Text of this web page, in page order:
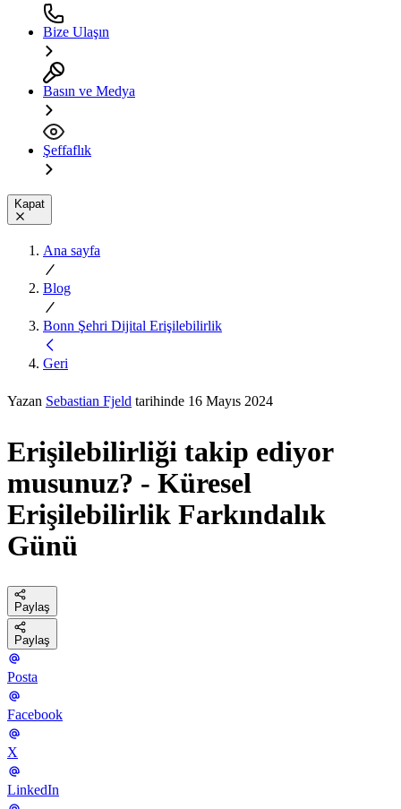
Bize Ulaşın
Basın ve Medya
Şeffaflık
Kapat
Ana sayfa
Blog
Bonn Şehri Dijital Erişilebilirlik
Geri
Yazan Sebastian Fjeld tarihinde 16 Mayıs 2024
Erişilebilirliği takip ediyor
musunuz? - Küresel
Erişilebilirlik Farkındalık
Günü
Paylaş
Paylaş
Posta
Facebook
X
LinkedIn